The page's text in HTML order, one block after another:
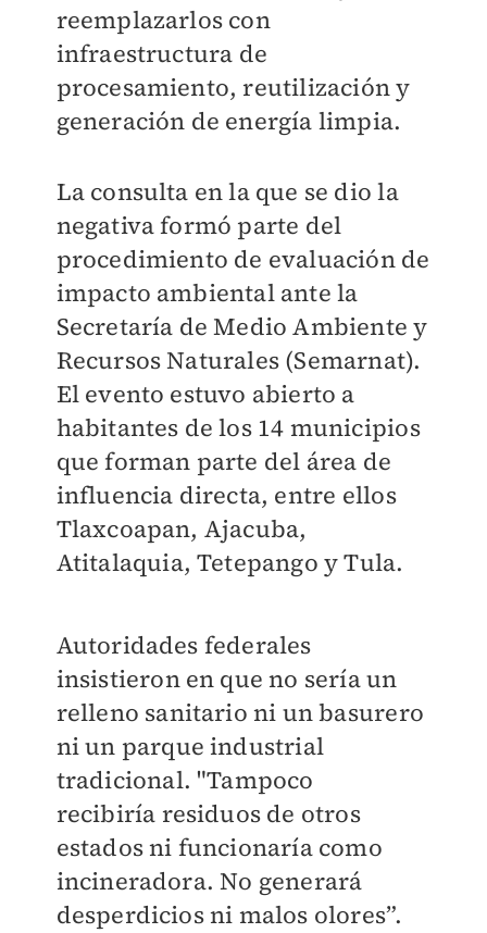
reemplazarlos con
infraestructura de
procesamiento, reutilización y
generación de energía limpia.
La consulta en la que se dio la
negativa formó parte del
procedimiento de evaluación de
impacto ambiental ante la
Secretaría de Medio Ambiente y
Recursos Naturales (Semarnat).
El evento estuvo abierto a
habitantes de los 14 municipios
que forman parte del área de
influencia directa, entre ellos
Tlaxcoapan, Ajacuba,
Atitalaquia, Tetepango y Tula.
Autoridades federales
insistieron en que no sería un
relleno sanitario ni un basurero
ni un parque industrial
tradicional. "Tampoco
recibiría residuos de otros
estados ni funcionaría como
incineradora. No generará
desperdicios ni malos olores”.